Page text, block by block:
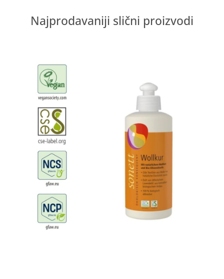
Najprodavaniji slični proizvodi